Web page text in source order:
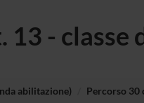
13 - classe
abilitazione) Percorso 30